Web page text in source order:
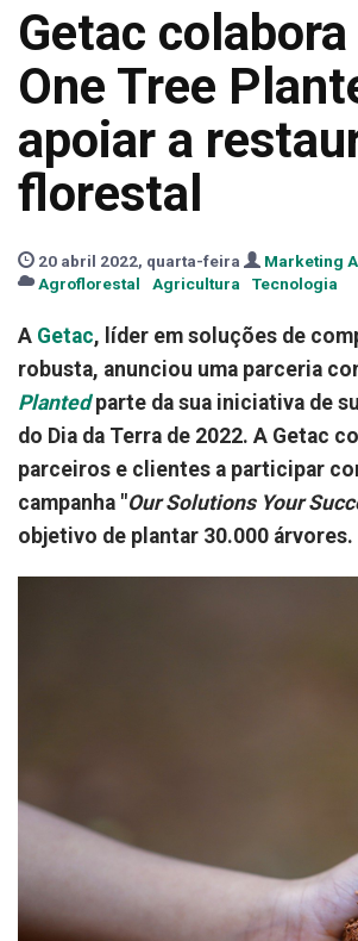
Getac
One Tree
apoiar a
florestal
20 abril 2022, quarta-feira
Marketing
Agroflorestal
Agricultura Tecnologia
A Getac, líder em soluções de
robusta, anunciou uma parceria
Plantedparte da sua iniciativa de
do Dia da Terra de 2022. A Getac
parceiros e clientes a participar
campanha "Our Solutions Your
objetivo de plantar 30.000 árvores.